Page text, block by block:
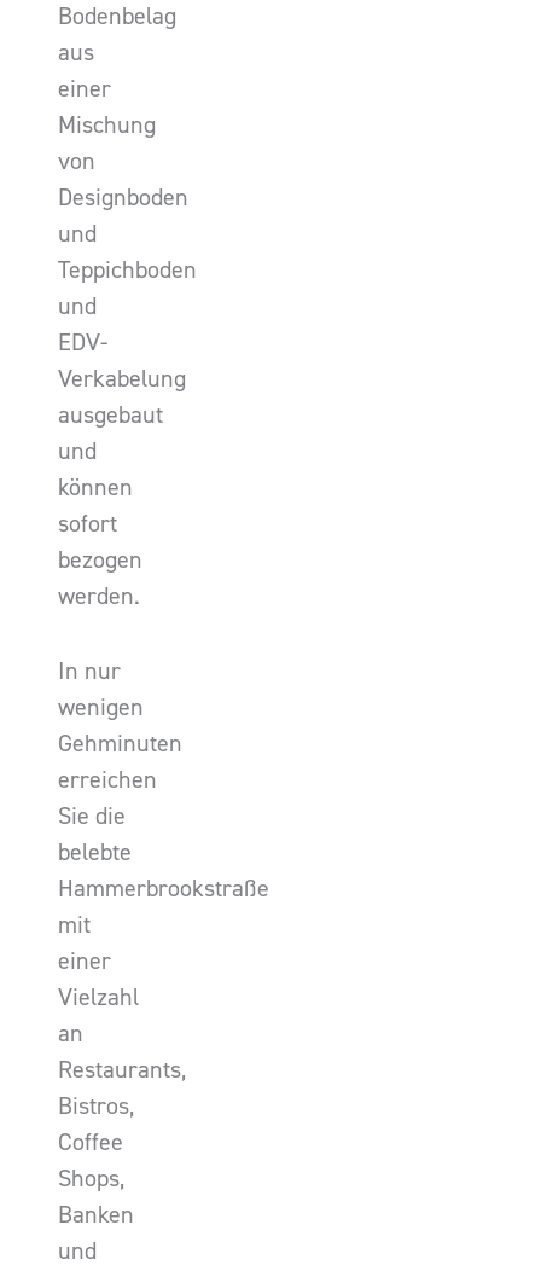
Bodenbelag
aus
einer
Mischung
von
Designboden
und
Teppichboden
und
EDV-
Verkabelung
ausgebaut
und
können
sofort
bezogen
werden.
In nur
wenigen
Gehminuten
erreichen
Sie die
belebte
Hammerbrookstraße
mit
einer
Vielzahl
an
Restaurants,
Bistros,
Coffee
Shops,
Banken
und